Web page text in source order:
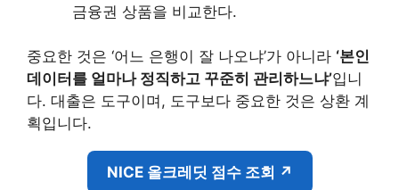
금융권 상품을 비교한다.
중요한 것은 ‘어느 은행이 잘 나오냐’가 아니라 ‘본인
데이터를 얼마나 정직하고 꾸준히 관리하느냐’입니
다. 대출은 도구이며, 도구보다 중요한 것은 상환 계
획입니다.
NICE 올크레딧 점수 조회 ↗